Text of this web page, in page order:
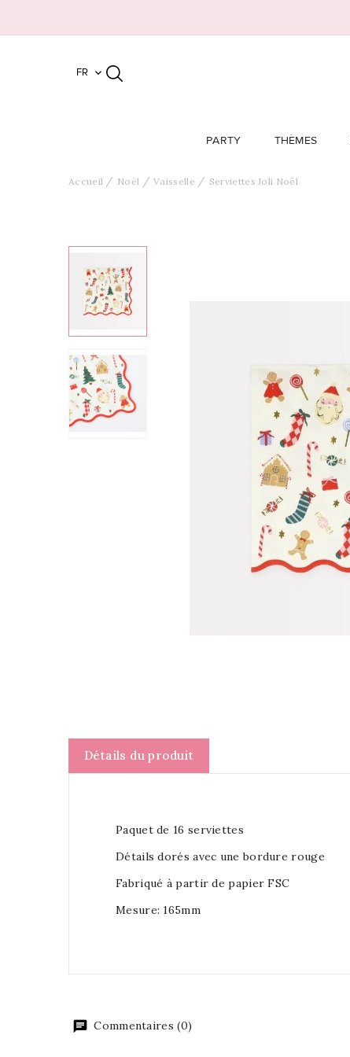
FR 
PARTY THÈMES
Accueil Noël Vaisselle Serviettes Joli Noël
Détails du produit
Paquet de 16 serviettes
Détails dorés avec une bordure rouge
Fabriqué à partir de papier FSC
Mesure: 165mm
Commentaires (0)